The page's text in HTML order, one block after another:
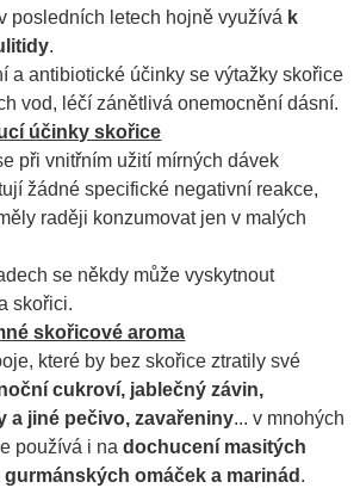
posledních letech hojně využívá k
.
a antibiotické účinky se výtažky skořice
vod, léčí zánětlivá onemocnění dásní.
účinky skořice
při vnitřním užití mírných dávek
žádné specifické negativní reakce,
raději konzumovat jen v malých
se někdy může vyskytnout
skořici.
skořicové aroma
které by bez skořice ztratily své
cukroví, jablečný závin,
a jiné pečivo, zavařeniny... v mnohých
používá i nadochucení masitých
omáček a marinád .